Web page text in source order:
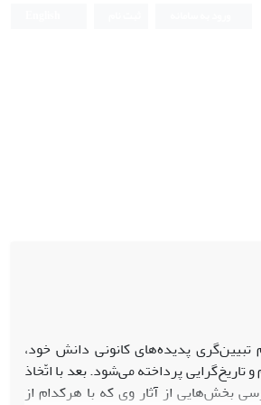
تبیین‌گرى پدیده‌هاى کانونى دانش خود،
پرداخته مى‌شود. بعد با اتّخاذ
بخش‌هایى از آثار وى که با هرکدام از